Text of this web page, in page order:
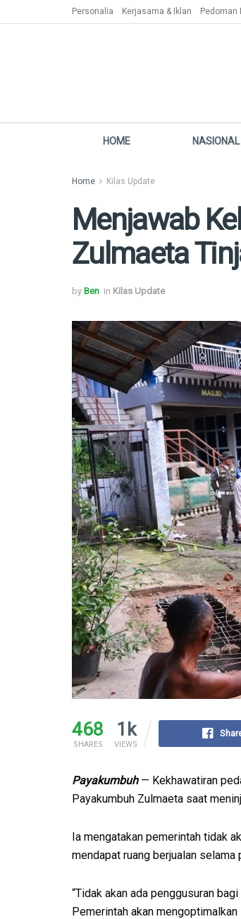
Personalia Kerjasama & Iklan Pedoman
HOME NASIONAL
Home Kilas Update
Menjawab
Zulmaeta
by Ben in Kilas Update
468
SHARES
1k
VIEWS
Payakumbuh— Kekhawatiran
Payakumbuh Zulmaeta saat
Ia mengatakan pemerintah tidak
mendapat ruang berjualan selama
“Tidak akan ada penggusuran
Pemerintah akan